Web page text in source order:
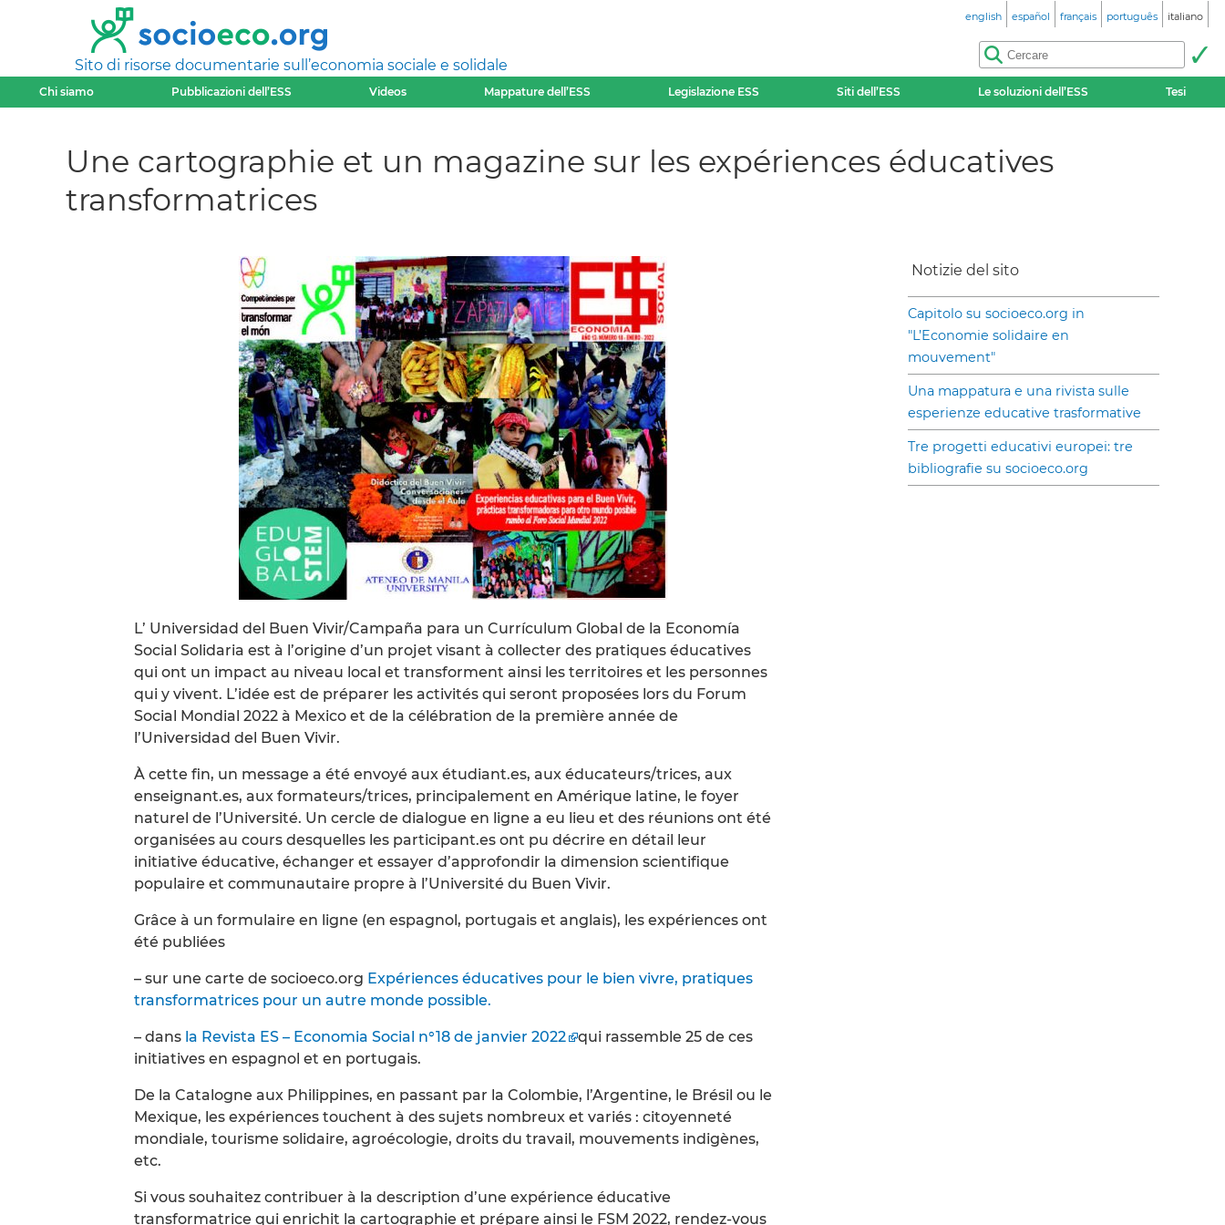
Sito di risorse documentarie sull’economia sociale e solidale
english español français português italiano
Chi siamo Pubblicazioni dell’ESS Videos Mappature dell’ESS Legislazione ESS Siti dell’ESS Le soluzioni dell’ESS Tesi
Une cartographie et un magazine sur les expériences éducatives
transformatrices
L’ Universidad del Buen Vivir/Campaña para un Currículum Global de la Economía
Social Solidaria est à l’origine d’un projet visant à collecter des pratiques éducatives
qui ont un impact au niveau local et transforment ainsi les territoires et les personnes
qui y vivent. L’idée est de préparer les activités qui seront proposées lors du Forum
Social Mondial 2022 à Mexico et de la célébration de la première année de
l’Universidad del Buen Vivir.
À cette fin, un message a été envoyé aux étudiant.es, aux éducateurs/trices, aux
enseignant.es, aux formateurs/trices, principalement en Amérique latine, le foyer
naturel de l’Université. Un cercle de dialogue en ligne a eu lieu et des réunions ont été
organisées au cours desquelles les participant.es ont pu décrire en détail leur
initiative éducative, échanger et essayer d’approfondir la dimension scientifique
populaire et communautaire propre à l’Université du Buen Vivir.
Grâce à un formulaire en ligne (en espagnol, portugais et anglais), les expériences ont
été publiées
– sur une carte de socioeco.org Expériences éducatives pour le bien vivre, pratiques
transformatrices pour un autre monde possible.
– dans la Revista ES – Economia Social n°18 de janvier 2022
qui rassemble 25 de ces
initiatives en espagnol et en portugais.
De la Catalogne aux Philippines, en passant par la Colombie, l’Argentine, le Brésil ou le
Mexique, les expériences touchent à des sujets nombreux et variés : citoyenneté
mondiale, tourisme solidaire, agroécologie, droits du travail, mouvements indigènes,
etc.
Si vous souhaitez contribuer à la description d’une expérience éducative
transformatrice qui enrichit la cartographie et prépare ainsi le FSM 2022, rendez-vous
Notizie del sito
Capitolo su socioeco.org in
"L’Economie solidaire en
mouvement"
Una mappatura e una rivista sulle
esperienze educative trasformative
Tre progetti educativi europei: tre
bibliografie su socioeco.org